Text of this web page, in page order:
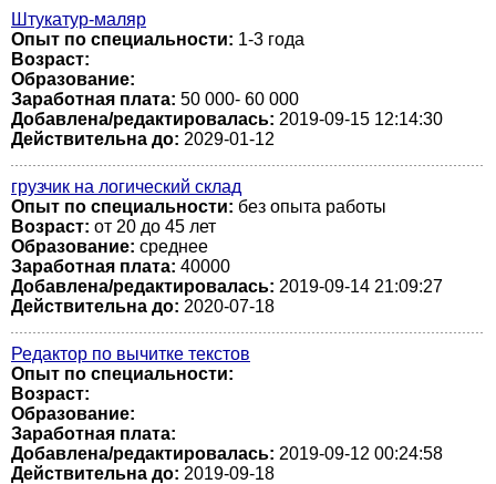
Штукатур-маляр
Опыт по специальности: 1-3 года
Возраст:
Образование:
Заработная плата: 50 000- 60 000
Добавлена/редактировалась: 2019-09-15 12:14:30
Действительна до: 2029-01-12
грузчик на логический склад
Опыт по специальности: без опыта работы
Возраст: от 20 до 45 лет
Образование: среднее
Заработная плата: 40000
Добавлена/редактировалась: 2019-09-14 21:09:27
Действительна до: 2020-07-18
Редактор по вычитке текстов
Опыт по специальности:
Возраст:
Образование:
Заработная плата:
Добавлена/редактировалась: 2019-09-12 00:24:58
Действительна до: 2019-09-18